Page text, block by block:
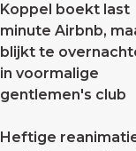
Koppel boekt last
minute Airbnb,
blijkt te
in voormalige
gentlemen's club
Heftige